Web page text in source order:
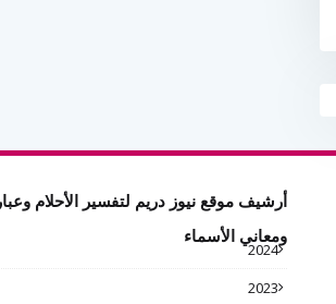
أرشيف موقع نيوز دريم لتفسير الأحلام
ومعاني الأسماء
2024
2023